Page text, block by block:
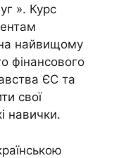
». Курс
найвищому
фінансового
ЄС та
свої
навички.